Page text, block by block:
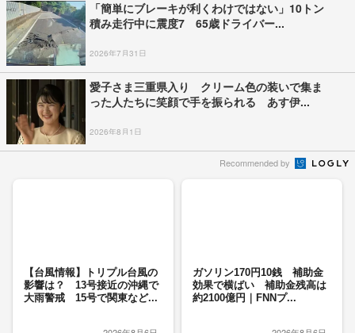
「簡単にブレーキが利くわけではない」10トン
積み走行中に震度7 65歳ドライバー...
2026年7月31日
愛子さま三重県入り クリーム色の装いで集ま
った人たちに笑顔で手を振られる あす伊...
2026年8月1日
Recommended by
【台風情報】トリプル台風の
影響は？ 13号接近の沖縄で
大雨警戒 15号で関東など...
ガソリン170円10銭 補助金
効果で横ばい 補助金残高は
約2100億円｜FNNプ...